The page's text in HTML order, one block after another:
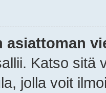
asiattoman
Katso sitä
jolla voit